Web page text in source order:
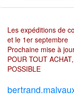
Les expéditions de
et le 1er septembre
Prochaine mise à
POUR TOUT
POSSIBLE